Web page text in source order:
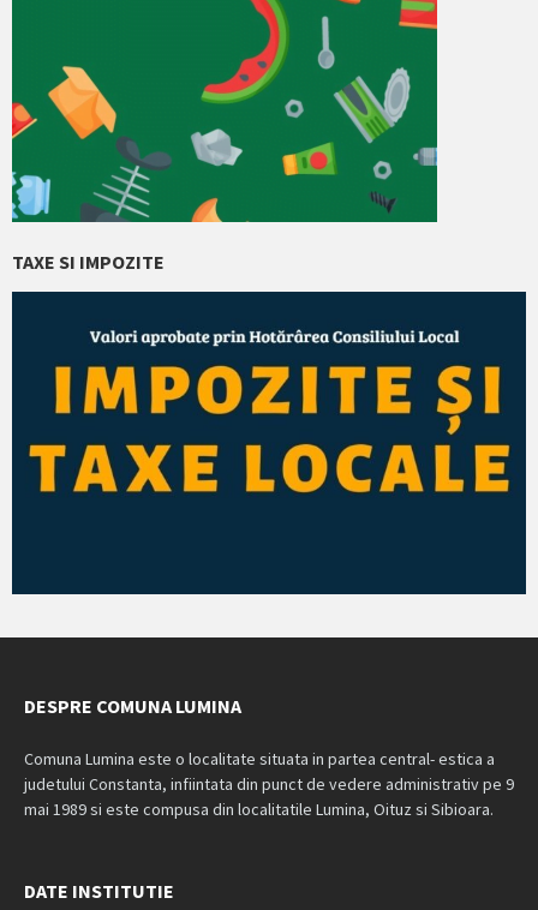
TAXE SI IMPOZITE
DESPRE COMUNA LUMINA
Comuna Lumina este o localitate situata in partea central- estica a
judetului Constanta, infiintata din punct de vedere administrativ pe 9
mai 1989 si este compusa din localitatile Lumina, Oituz si Sibioara.
DATE INSTITUTIE